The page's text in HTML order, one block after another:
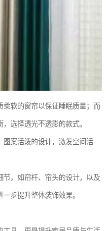
软的窗帘以保证睡眠质量；而
选择透光不透影的款式。
图案活泼的设计，激发空间活
，如帘杆、帘头的设计，以及
步提升整体装饰效果。